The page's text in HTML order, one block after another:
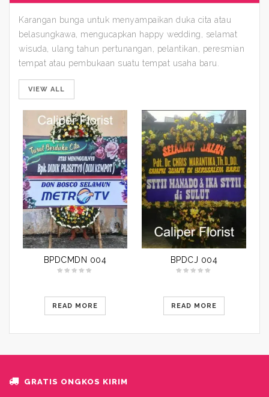
Karangan bunga untuk menyampaikan duka cita atau
belasungkawa, mengucapkan happy wedding, selamat
wisuda, ulang tahun pertunangan, pelantikan, peresmian
tempat atau pembukaan suatu tempat usaha baru.
VIEW ALL
BPDCMDN 004
READ MORE
BPDCJ 004
READ MORE
GRATIS ONGKOS KIRIM